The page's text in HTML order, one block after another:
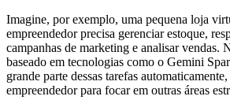
Imagine, por exemplo, uma pequena loja
empreendedor precisa gerenciar estoque,
campanhas de marketing e analisar vendas.
baseado em tecnologias como o Gemini
grande parte dessas tarefas
empreendedor para focar em outras áreas